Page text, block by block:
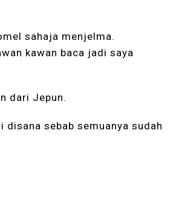
sahaja menjelma.
kawan baca jadi saya
dari Jepun.
disana sebab semuanya sudah